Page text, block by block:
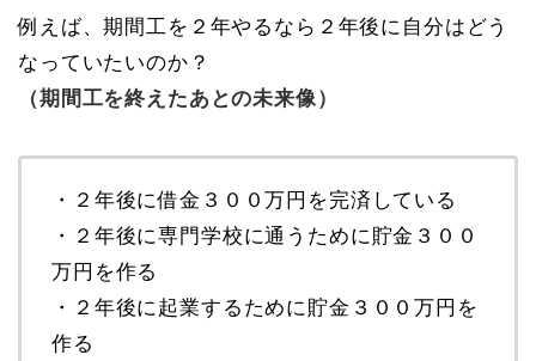
例えば、期間工を２年やるなら２年後に自分はどう
なっていたいのか？
（期間工を終えたあとの未来像）
・２年後に借金３００万円を完済している
・２年後に専門学校に通うために貯金３００
万円を作る
・２年後に起業するために貯金３００万円を
作る